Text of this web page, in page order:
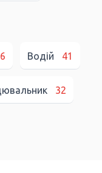
Водій 41
32